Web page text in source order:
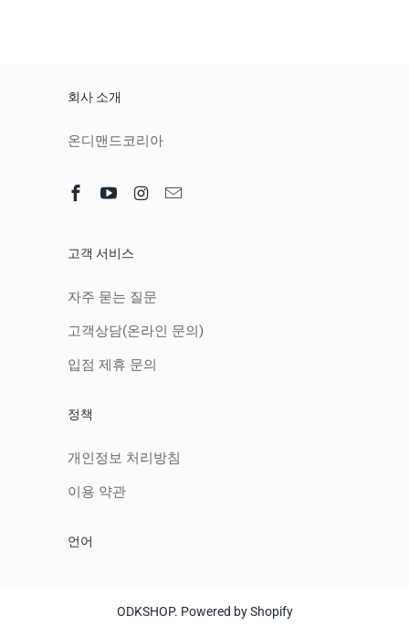
회사 소개
온디맨드코리아
고객 서비스
자주 묻는 질문
고객상담(온라인 문의)
입점 제휴 문의
정책
개인정보 처리방침
이용 약관
언어
ODKSHOP. Powered by Shopify